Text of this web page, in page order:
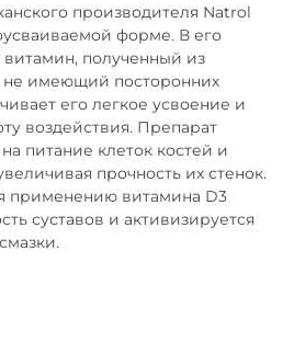
производителя Natrol
форме. В его
витамин, полученный из
не имеющий посторонних
его легкое усвоение и
воздействия. Препарат
питание клеток костей и
прочность их стенок.
применению витамина D3
суставов и активизируется